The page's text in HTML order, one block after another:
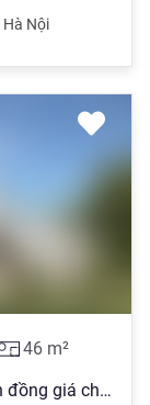
Hà Nội
46 m²
Chung cư mini doãn kế thiện- phạm văn đồng giá chỉ từ 590 tr